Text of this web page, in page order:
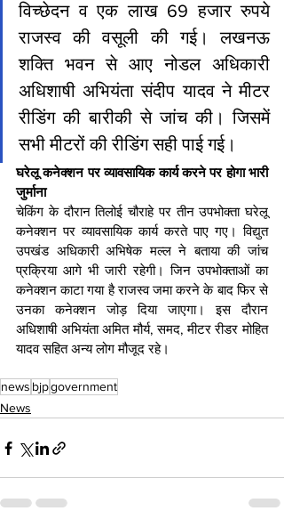
विच्छेदन व एक लाख 69 हजार रुपये
राजस्व की वसूली की गई। लखनऊ
शक्ति भवन से आए नोडल अधिकारी
अधिशाषी अभियंता संदीप यादव ने मीटर
रीडिंग की बारीकी से जांच की। जिसमें
सभी मीटरों की रीडिंग सही पाई गई।
घरेलू कनेक्शन पर व्यावसायिक कार्य करने पर होगा भारी
जुर्माना
चेकिंग के दौरान तिलोई चौराहे पर तीन उपभोक्ता घरेलू
कनेक्शन पर व्यावसायिक कार्य करते पाए गए। विद्युत
उपखंड अधिकारी अभिषेक मल्ल ने बताया की जांच
प्रक्रिया आगे भी जारी रहेगी। जिन उपभोक्ताओं का
कनेक्शन काटा गया है राजस्व जमा करने के बाद फिर से
उनका कनेक्शन जोड़ दिया जाएगा। इस दौरान
अधिशाषी अभियंता अमित मौर्य, समद, मीटर रीडर मोहित
यादव सहित अन्य लोग मौजूद रहे।
news bjpgovernment
News